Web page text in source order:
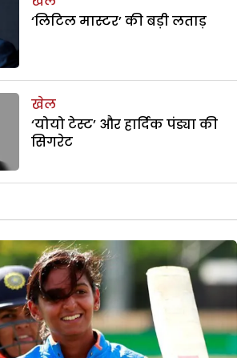
‘लिटिल मास्टर’ की बड़ी लताड़
खेल
‘योयो टेस्ट’ और हार्दिक पंड्या की
सिगरेट